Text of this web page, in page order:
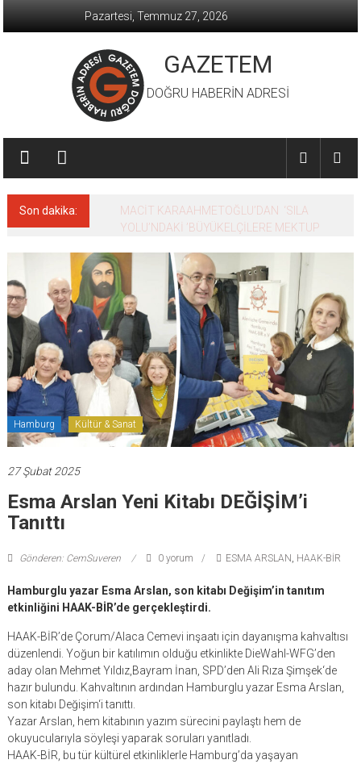
Pazartesi, Temmuz 27, 2026
GAZETEM
DOĞRU HABERİN ADRESİ
Son dakika:
MACİT KARAAHMETOĞLU’DAN ‘SILA
YOLU’NDAKİ ’BÜYÜKELÇİLERE MEKTUP
Hamburg Kültür & Sanat
27 Şubat 2025
Esma Arslan Yeni Kitabı DEĞİŞİM’i
Tanıttı
Gönderen: CemSuveren 0 yorum ESMA ARSLAN , HAAK-BİR
Hamburglu yazar Esma Arslan, son kitabı Değişim’in tanıtım
etkinliğini HAAK-BİR’de gerçekleştirdi.
HAAK-BİR’de Çorum/Alaca Cemevi inşaatı için dayanışma kahvaltısı
düzenlendi. Yoğun bir katılımın olduğu etkinlikte DieWahl-WFG’den
aday olan Mehmet Yıldız,Bayram İnan, SPD’den Ali Rıza Şimşek‘de
hazır bulundu. Kahvaltının ardından Hamburglu yazar Esma Arslan,
son kitabı Değişim‘i tanıttı.
Yazar Arslan, hem kitabının yazım sürecini paylaştı hem de
okuyucularıyla söyleşi yaparak soruları yanıtladı.
HAAK-BİR, bu tür kültürel etkinliklerle Hamburg’da yaşayan